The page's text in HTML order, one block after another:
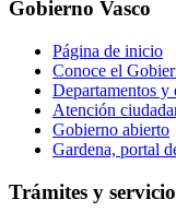
Gobierno Vasco
Página de inicio
Conoce el
Departamentos y
Atención
Gobierno abierto
Gardena, portal
Trámites y